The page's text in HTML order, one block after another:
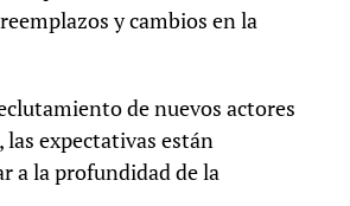
y cambios en la
de nuevos actores
expectativas están
a la profundidad de la